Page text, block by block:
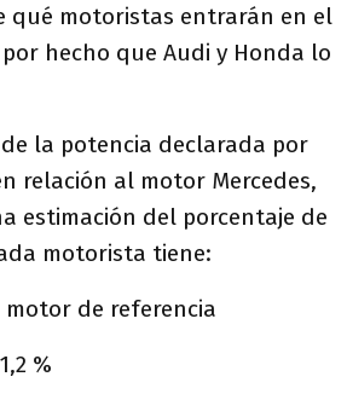
qué motoristas entrarán en el
por hecho que Audi y Honda lo
la potencia declarada por
relación al motor Mercedes,
estimación del porcentaje de
motorista tiene:
motor de referencia
%